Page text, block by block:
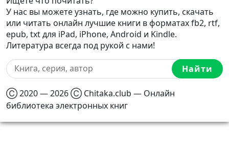
У нас вы можете узнать, где можно купить, скачать
или читать онлайн лучшие книги в форматах fb2, rtf,
epub, txt для iPad, iPhone, Android и Kindle.
Литература всегда под рукой с нами!
Найти
Ⓒ 2020 — 2026 Ⓒ Chitaka.club — Онлайн
библиотека электронных книг